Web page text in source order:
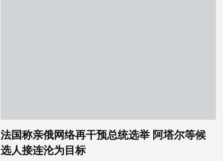
法国称亲俄网络再干预总统选举 阿塔尔等候
选人接连沦为目标